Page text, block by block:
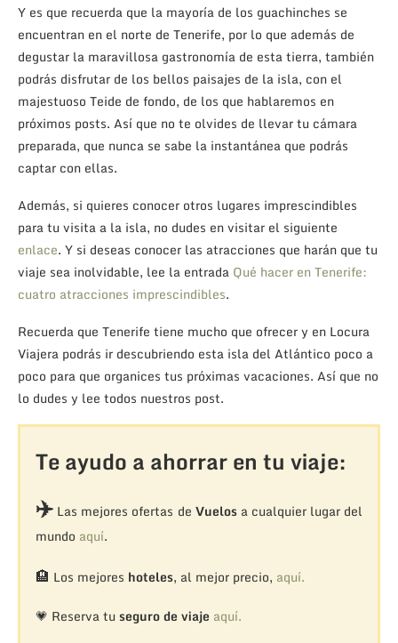
Y es que recuerda que la mayoría de los guachinches se
encuentran en el norte de Tenerife, por lo que además de
degustar la maravillosa gastronomía de esta tierra, también
podrás disfrutar de los bellos paisajes de la isla, con el
majestuoso Teide de fondo, de los que hablaremos en
próximos posts. Así que no te olvides de llevar tu cámara
preparada, que nunca se sabe la instantánea que podrás
captar con ellas.
Además, si quieres conocer otros lugares imprescindibles
para tu visita a la isla, no dudes en visitar el siguiente
enlace. Y si deseas conocer las atracciones que harán que tu
viaje sea inolvidable, lee la entrada Qué hacer en Tenerife:
cuatro atracciones imprescindibles.
Recuerda que Tenerife tiene mucho que ofrecer y en Locura
Viajera podrás ir descubriendo esta isla del Atlántico poco a
poco para que organices tus próximas vacaciones. Así que no
lo dudes y lee todos nuestros post.
Te ayudo a ahorrar en tu viaje:
✈️Las mejores ofertas de Vuelosa cualquier lugar del
mundo aquí.
🏨 Los mejores hoteles, al mejor precio, aquí.
💗 Reserva tu seguro de viaje aquí.